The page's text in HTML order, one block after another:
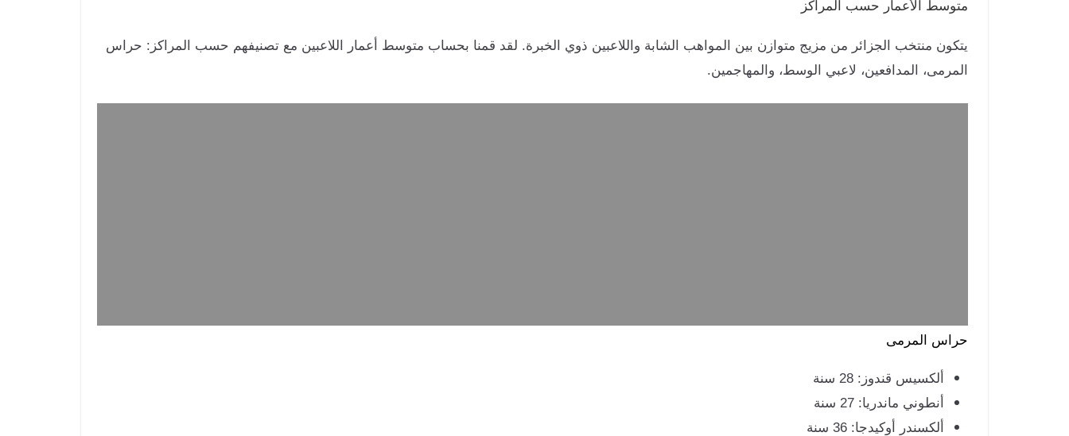
متوسط الأعمار حسب المراكز
يتكون منتخب الجزائر من مزيج متوازن بين المواهب الشابة واللاعبين ذوي الخبرة. لقد قمنا بحساب متوسط أعمار اللاعبين مع تصنيفهم حسب المراكز: حراس
المرمى، المدافعين، لاعبي الوسط، والمهاجمين.
حراس المرمى
ألكسيس قندوز: 28 سنة
أنطوني ماندريا: 27 سنة
ألكسندر أوكيدجا: 36 سنة